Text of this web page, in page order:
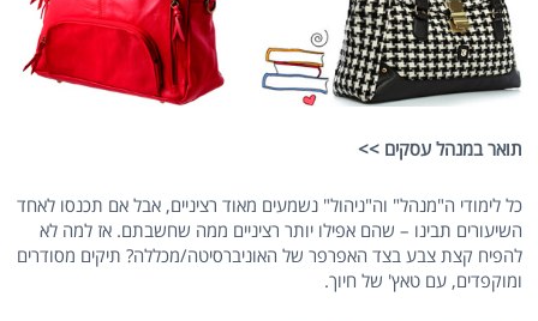
תואר במנהל עסקים >>
כל לימודי ה"מנהל" וה"ניהול" נשמעים מאוד רציניים, אבל אם תכנסו לאחד
השיעורים תבינו – שהם אפילו יותר רציניים ממה שחשבתם. אז למה לא
להפיח קצת צבע בצד האפרפר של האוניברסיטה/מכללה? תיקים מסודרים
ומוקפדים, עם טאץ' של חיוך.